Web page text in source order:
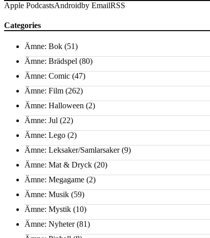
Apple PodcastsAndroidby EmailRSS
Categories
Ämne: Bok (51)
Ämne: Brädspel (80)
Ämne: Comic (47)
Ämne: Film (262)
Ämne: Halloween (2)
Ämne: Jul (22)
Ämne: Lego (2)
Ämne: Leksaker/Samlarsaker(9)
Ämne: Mat & Dryck (20)
Ämne: Megagame (2)
Ämne: Musik (59)
Ämne: Mystik (10)
Ämne: Nyheter(81)